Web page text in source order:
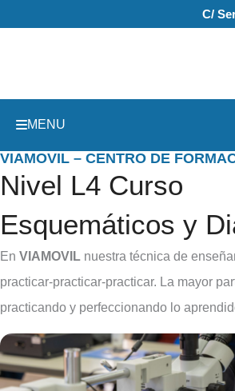
al
C/
MENU
VIAMOVIL – CENTRO DE
Nivel L4 Curso
Esquemáticos y
En VIAMOVIL nuestra técnica de
practicar-practicar-practicar. La mayor
practicando y perfeccionando lo